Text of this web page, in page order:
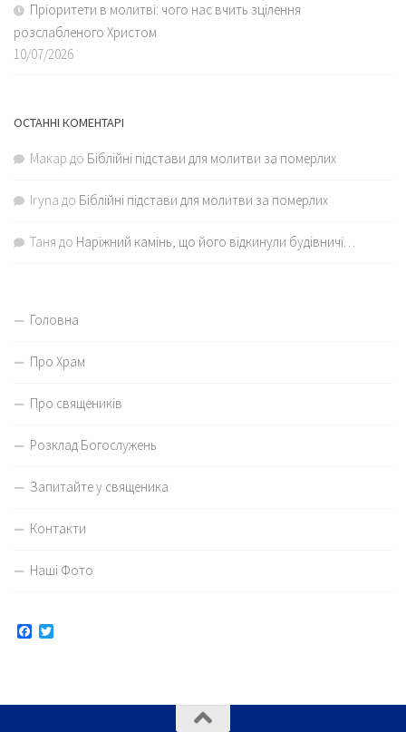
Пріоритети в молитві: чого нас вчить зцілення
розслабленого Христом
10/07/2026
ОСТАННІ КОМЕНТАРІ
Макар до Біблійні підстави для молитви за померлих
Iryna до Біблійні підстави для молитви за померлих
Таня до Наріжний камінь, що його відкинули будівничі…
Головна
Про Храм
Про священиків
Розклад Богослужень
Запитайте у священика
Контакти
Наші Фото
Facebook